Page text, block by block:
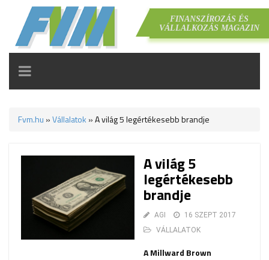
FINANSZÍROZÁS ÉS
VÁLLALKOZÁS MAGAZIN
TOGGLE
NAVIGATION
Fvm.hu »Vállalatok »A világ 5 legértékesebb brandje
A világ 5
legértékesebb
brandje
AGI
16 SZEPT 2017
VÁLLALATOK
A Millward Brown